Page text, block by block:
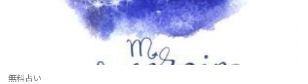
無料占い